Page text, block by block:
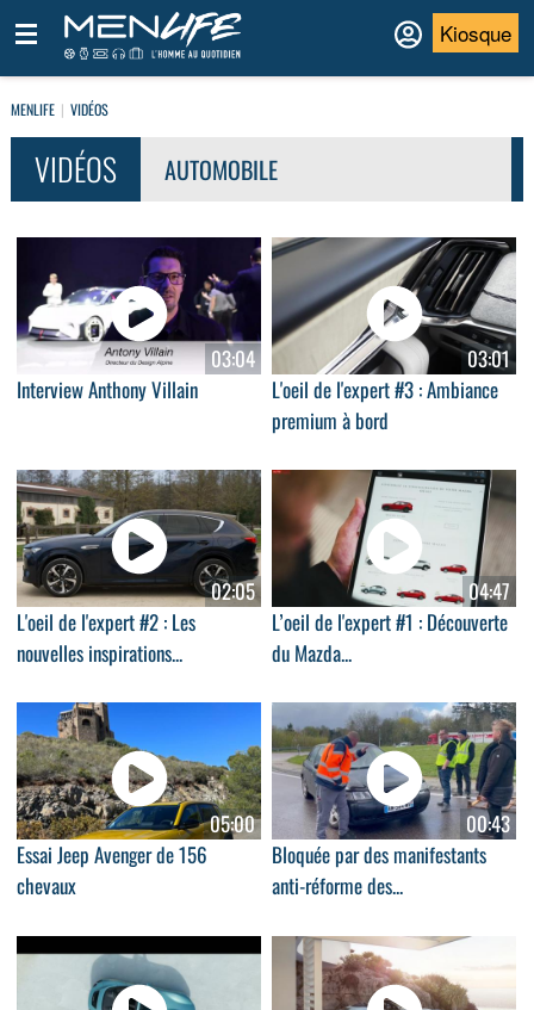
Kiosque
MENLIFE VIDÉOS
VIDÉOS AUTOMOBILE
03:04
Interview Anthony Villain
03:01
L'oeil de l'expert #3 : Ambiance
premium à bord
02:05
L'oeil de l'expert #2 : Les
nouvelles inspirations...
04:47
L’oeil de l'expert #1 : Découverte
du Mazda...
05:00
Essai Jeep Avenger de 156
chevaux
00:43
Bloquée par des manifestants
anti-réforme des...